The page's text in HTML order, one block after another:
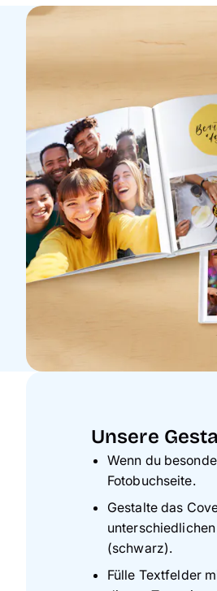
Unsere
Wenn du
Fotobuchseite.
Gestalte das
(schwarz).
Fülle Textfelder